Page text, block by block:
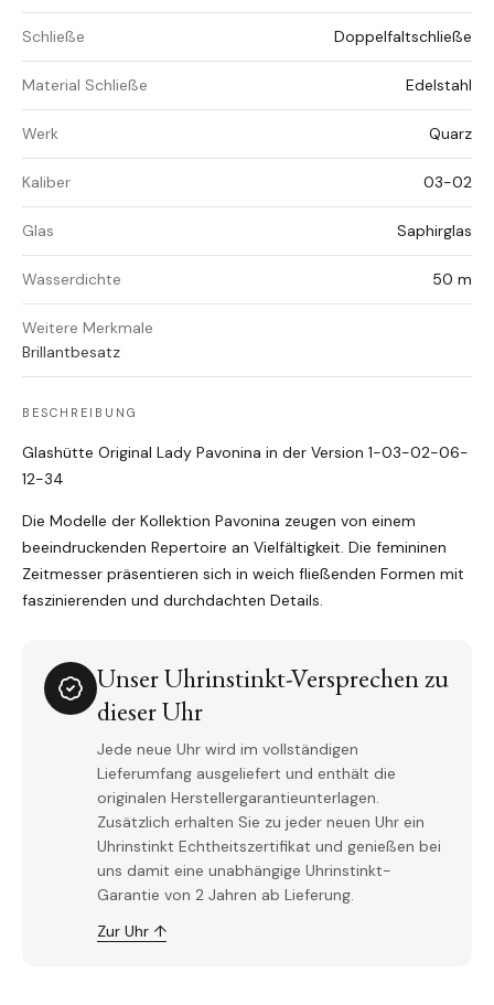
Schließe Doppelfaltschließe
Material Schließe Edelstahl
Werk Quarz
Kaliber 03-02
Glas Saphirglas
Wasserdichte 50 m
Weitere Merkmale
Brillantbesatz
BESCHREIBUNG
Glashütte Original Lady Pavonina in der Version 1-03-02-06-
12-34
Die Modelle der Kollektion Pavonina zeugen von einem
beeindruckenden Repertoire an Vielfältigkeit. Die femininen
Zeitmesser präsentieren sich in weich fließenden Formen mit
faszinierenden und durchdachten Details.
Unser Uhrinstinkt-Versprechen zu
dieser Uhr
Jede neue Uhr wird im vollständigen
Lieferumfang ausgeliefert und enthält die
originalen Herstellergarantieunterlagen.
Zusätzlich erhalten Sie zu jeder neuen Uhr ein
Uhrinstinkt Echtheitszertifikat und genießen bei
uns damit eine unabhängige Uhrinstinkt-
Garantie von 2 Jahren ab Lieferung.
Zur Uhr ↑